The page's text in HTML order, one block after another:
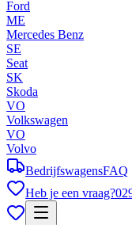
Ford
ME
Mercedes Benz
SE
Seat
SK
Skoda
VO
Volkswagen
VO
Volvo
BedrijfswagensFAQ
Heb je een vraag?